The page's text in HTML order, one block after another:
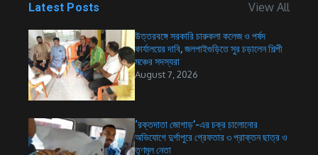
Latest Posts View All
উত্তরবঙ্গে সরকারি চারুকলা কলেজ ও পর্ষদ
কার্যালয়ের দাবি, জলপাইগুড়িতে সুর চড়ালেন শিল্পী
মঞ্চের সদস্যরা
August 7, 2026
‘রক্তদাতা জোগাড়’-এর চক্র চালোনোর
অভিযোগে দুর্গাপুরে গ্রেফতার ৩ প্রাক্তন ছাত্র ও
তৃণমূল নেতা